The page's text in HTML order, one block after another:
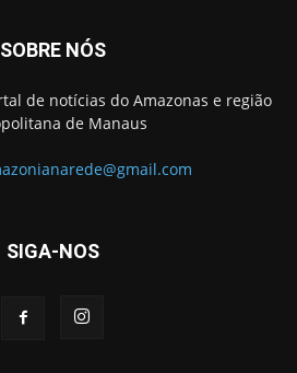
SOBRE NÓS
de notícias do Amazonas e região
de Manaus
SIGA-NOS